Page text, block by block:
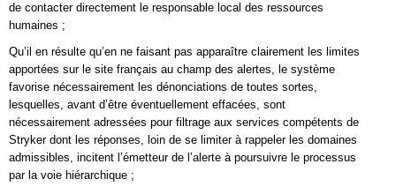
de contacter directement le responsable local des ressources
humaines ;
Qu’il en résulte qu’en ne faisant pas apparaître clairement les limites
apportées sur le site français au champ des alertes, le système
favorise nécessairement les dénonciations de toutes sortes,
lesquelles, avant d’être éventuellement effacées, sont
nécessairement adressées pour filtrage aux services compétents de
Stryker dont les réponses, loin de se limiter à rappeler les domaines
admissibles, incitent l’émetteur de l’alerte à poursuivre le processus
par la voie hiérarchique ;